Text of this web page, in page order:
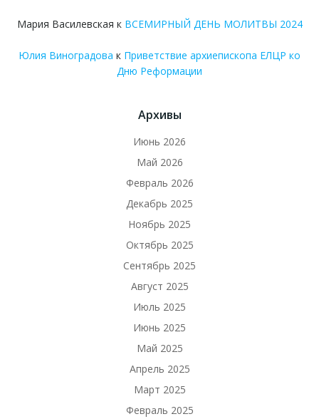
Мария Василевская к ВСЕМИРНЫЙ ДЕНЬ МОЛИТВЫ 2024
Юлия Виноградова к Приветствие архиепископа ЕЛЦР ко
Дню Реформации
Архивы
Июнь 2026
Май 2026
Февраль 2026
Декабрь 2025
Ноябрь 2025
Октябрь 2025
Сентябрь 2025
Август 2025
Июль 2025
Июнь 2025
Май 2025
Апрель 2025
Март 2025
Февраль 2025